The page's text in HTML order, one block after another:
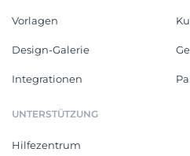
Vorlagen
Design-Galerie
Integrationen
UNTERSTÜTZUNG
Hilfezentrum